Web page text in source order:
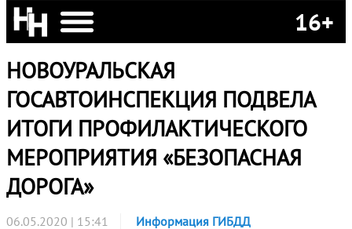
16+
НОВОУРАЛЬСКАЯ
ГОСАВТОИНСПЕКЦИЯ ПОДВЕЛА
ИТОГИ ПРОФИЛАКТИЧЕСКОГО
МЕРОПРИЯТИЯ «БЕЗОПАСНАЯ
ДОРОГА»
06.05.2020 | 15:41 Информация ГИБДД